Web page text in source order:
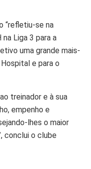
“refletiu-se na
Liga 3 para a
uma grande mais-
e para o
treinador e à sua
empenho e
lhes o maior
conclui o clube